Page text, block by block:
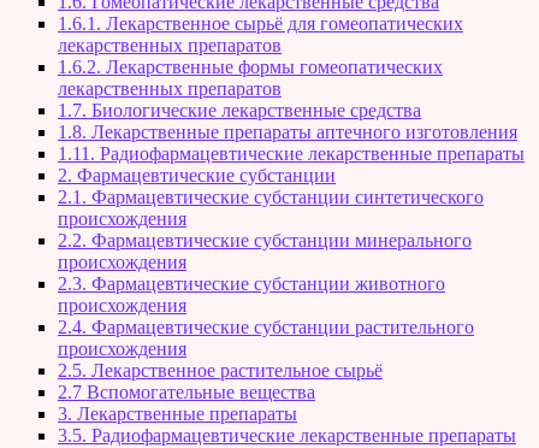
1.6.1. Лекарственное сырьё для гомеопатических
лекарственных препаратов
1.6.2. Лекарственные формы гомеопатических
лекарственных препаратов
1.7. Биологические лекарственные средства
1.8. Лекарственные препараты аптечного изготовления
1.11. Радиофармацевтические лекарственные препараты
2. Фармацевтические субстанции
2.1. Фармацевтические субстанции синтетического
происхождения
2.2. Фармацевтические субстанции минерального
происхождения
2.3. Фармацевтические субстанции животного
происхождения
2.4. Фармацевтические субстанции растительного
происхождения
2.5. Лекарственное растительное сырьё
2.7 Вспомогательные вещества
3. Лекарственные препараты
3.5. Радиофармацевтические лекарственные препараты